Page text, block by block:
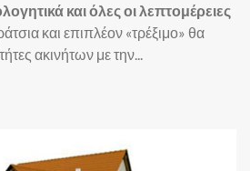
και όλες οι λεπτομέρειες
και επιπλέον «τρέξιμο» θα
ακινήτων με την...